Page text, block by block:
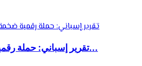
تقرير إسباني: حملة رقمية ضخمة وراء موجة الهجر...